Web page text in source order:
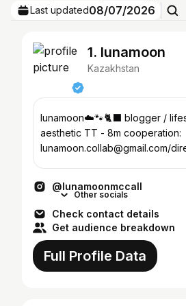
Last updated08/07/2026
1. lunamoon
Kazakhstan
lunamoon☁️🐾🐈‍⬛ blogger /
aesthetic TT - 8m cooperation:
lunamoon.collab@gmail.com/
@lunamoonmccall
Other socials
Check contact details
Get audience breakdown
Full Profile Data